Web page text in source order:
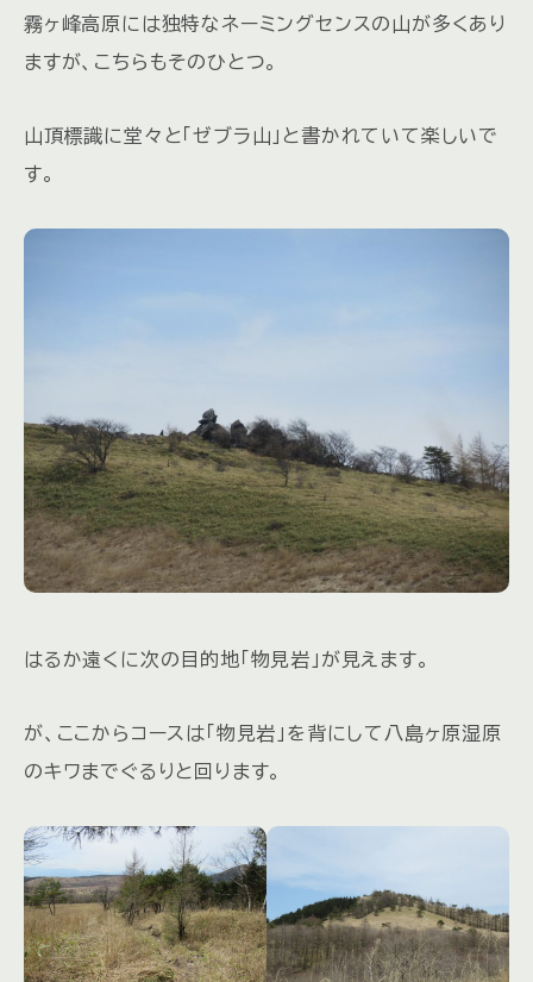
霧ヶ峰高原には独特なネーミングセンスの山が多くあり
ますが、こちらもそのひとつ。
山頂標識に堂々と「ゼブラ山」と書かれていて楽しいで
す。
はるか遠くに次の目的地「物見岩」が見えます。
が、ここからコースは「物見岩」を背にして八島ヶ原湿原
のキワまでぐるりと回ります。